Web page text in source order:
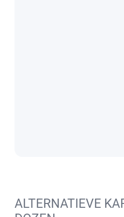
ALTERNATIEVE